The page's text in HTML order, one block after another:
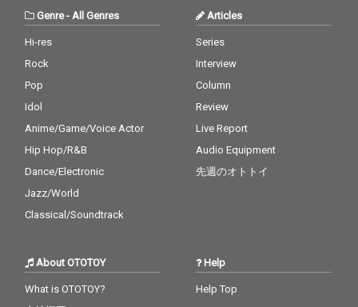
Genre- All Genres
Hi-res
Rock
Pop
Idol
Anime/Game/Voice Actor
Hip Hop/R&B
Dance/Electronic
Jazz/World
Classical/Soundtrack
Articles
Series
Interview
Column
Review
Live Report
Audio Equipment
先週のオトトイ
About OTOTOY
What is OTOTOY?
Help
Help Top